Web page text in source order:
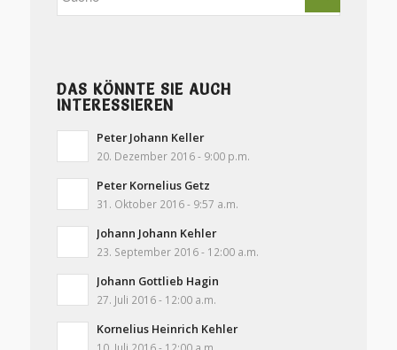
DAS KÖNNTE SIE AUCH
INTERESSIEREN
Peter Johann Keller
20. Dezember 2016 - 9:00 p.m.
Peter Kornelius Getz
31. Oktober 2016 - 9:57 a.m.
Johann Johann Kehler
23. September 2016 - 12:00 a.m.
Johann Gottlieb Hagin
27. Juli 2016 - 12:00 a.m.
Kornelius Heinrich Kehler
10. Juli 2016 - 12:00 a.m.